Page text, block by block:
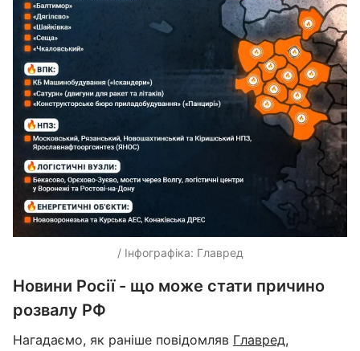
/ Інфографіка: Главред
Новини Росії - що може стати причино
розвалу РФ
Нагадаємо, як раніше повідомляв Главред,